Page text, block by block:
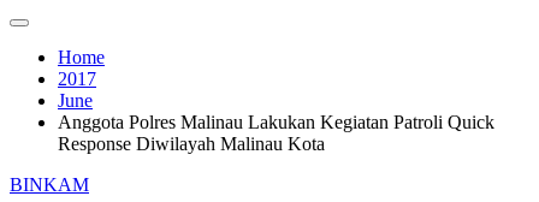
Home
2017
June
Anggota Polres Malinau Lakukan Kegiatan Patroli Quick
Response Diwilayah Malinau Kota
BINKAM